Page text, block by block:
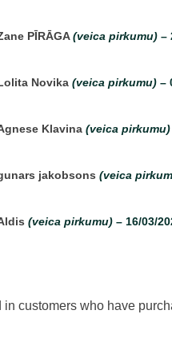
PĪRĀGA(veica pirkumu) –
Novika (veica pirkumu) –
Klavina (veica pirkumu)
jakobsons (veica
(veica pirkumu) – 16/03/
in customers who have